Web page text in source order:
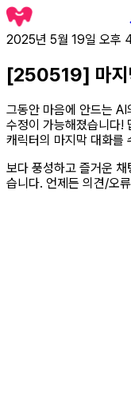
2025년 5월 19일 오후
[250519] 마지
그동안 마음에 안드는
수정이 가능해졌습니다!
캐릭터의 마지막 대화를
보다 풍성하고 즐거운
습니다. 언제든 의견/오